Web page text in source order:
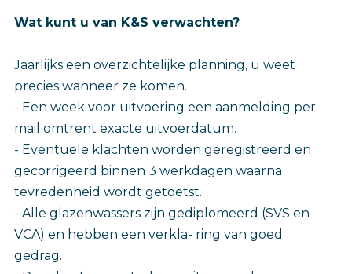
Wat kunt u van K&S verwachten?
Jaarlijks een overzichtelijke planning, u weet
precies wanneer ze komen.
- Een week voor uitvoering een aanmelding per
mail omtrent exacte uitvoerdatum.
- Eventuele klachten worden geregistreerd en
gecorrigeerd binnen 3 werkdagen waarna
tevredenheid wordt getoetst.
- Alle glazenwassers zijn gediplomeerd (SVS en
VCA) en hebben een verkla- ring van goed
gedrag.